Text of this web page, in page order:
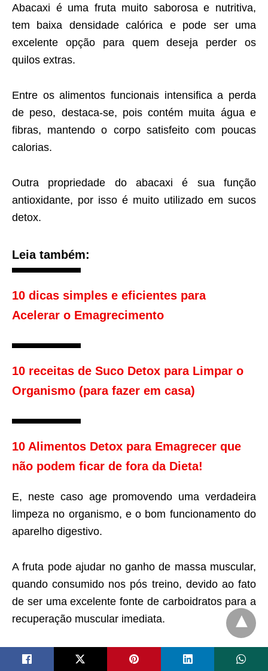
Abacaxi é uma fruta muito saborosa e nutritiva,
tem baixa densidade calórica e pode ser uma
excelente opção para quem deseja perder os
quilos extras.
Entre os alimentos funcionais intensifica a perda
de peso, destaca-se, pois contém muita água e
fibras, mantendo o corpo satisfeito com poucas
calorias.
Outra propriedade do abacaxi é sua função
antioxidante, por isso é muito utilizado em sucos
detox.
Leia também:
10 dicas simples e eficientes para
Acelerar o Emagrecimento
10 receitas de Suco Detox para Limpar o
Organismo (para fazer em casa)
10 Alimentos Detox para Emagrecer que
não podem ficar de fora da Dieta!
E, neste caso age promovendo uma verdadeira
limpeza no organismo, e o bom funcionamento do
aparelho digestivo.
A fruta pode ajudar no ganho de massa muscular,
quando consumido nos pós treino, devido ao fato
de ser uma excelente fonte de carboidratos para a
recuperação muscular imediata.